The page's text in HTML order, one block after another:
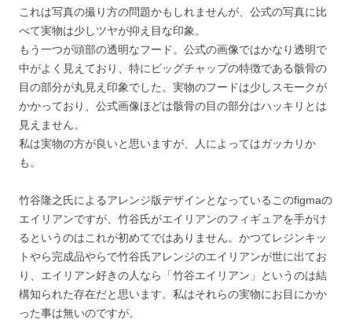
これは写真の撮り方の問題かもしれませんが、公式の写真に比
べて実物は少しツヤが抑え目な印象。
もう一つが頭部の透明なフード。公式の画像ではかなり透明で
中がよく見えており、特にビッグチャップの特徴である骸骨の
目の部分が丸見え印象でした。実物のフードは少しスモークが
かかっており、公式画像ほどは骸骨の目の部分はハッキリとは
見えません。
私は実物の方が良いと思いますが、人によってはガッカリか
も。
竹谷隆之氏によるアレンジ版デザインとなっているこのfigmaの
エイリアンですが、竹谷氏がエイリアンのフィギュアを手がけ
るというのはこれが初めてではありません。かつてレジンキッ
トやら完成品やらで竹谷氏アレンジのエイリアンが世に出てお
り、エイリアン好きの人なら「竹谷エイリアン」というのは結
構知られた存在だと思います。私はそれらの実物にお目にかか
った事は無いのですが。